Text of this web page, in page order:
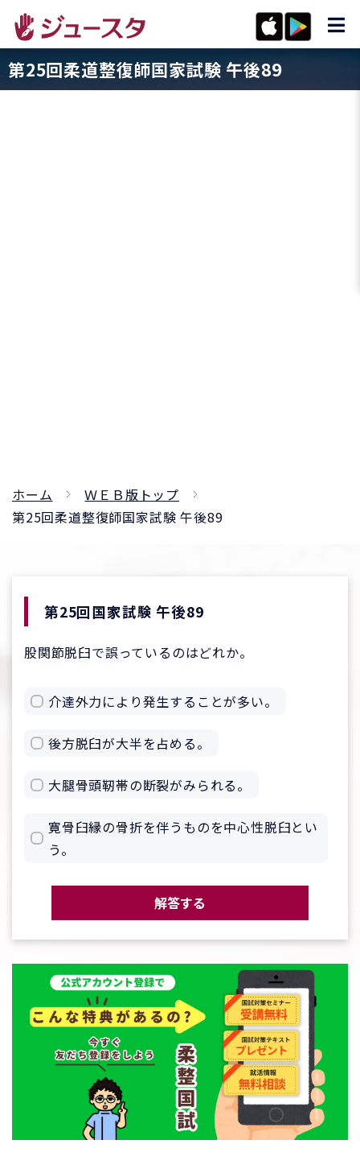
第25回柔道整復師国家試験 午後89
ホーム
ＷＥＢ版トップ
第25回柔道整復師国家試験 午後89
第25回国家試験 午後89
股関節脱臼で誤っているのはどれか。
介達外力により発生することが多い。
後方脱臼が大半を占める。
大腿骨頭靭帯の断裂がみられる。
寛骨臼縁の骨折を伴うものを中心性脱臼とい
う。
解答する